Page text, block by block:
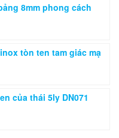
8mm phong cách
tòn ten tam giác mạ
của thái 5ly DN071